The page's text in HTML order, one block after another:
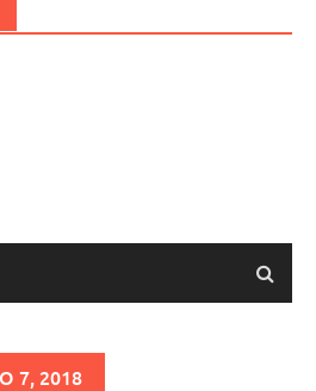
7, 2018